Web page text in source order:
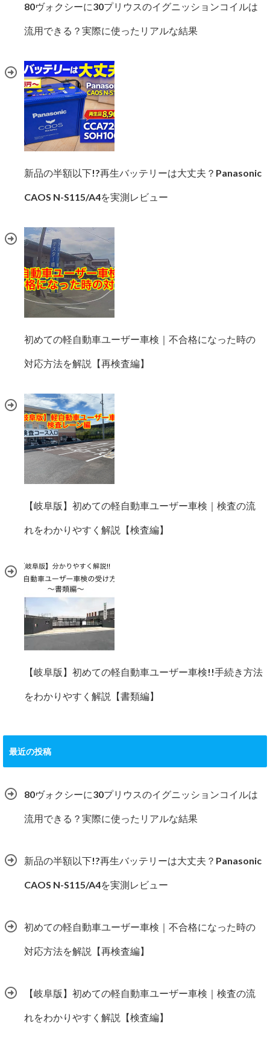
80ヴォクシーに30プリウスのイグニッションコイルは
流用できる？実際に使ったリアルな結果
新品の半額以下!?再生バッテリーは大丈夫？Panasonic
CAOS N-S115/A4を実測レビュー
初めての軽自動車ユーザー車検｜不合格になった時の
対応方法を解説【再検査編】
【岐阜版】初めての軽自動車ユーザー車検｜検査の流
れをわかりやすく解説【検査編】
【岐阜版】初めての軽自動車ユーザー車検!!手続き方法
をわかりやすく解説【書類編】
最近の投稿
80ヴォクシーに30プリウスのイグニッションコイルは
流用できる？実際に使ったリアルな結果
新品の半額以下!?再生バッテリーは大丈夫？Panasonic
CAOS N-S115/A4を実測レビュー
初めての軽自動車ユーザー車検｜不合格になった時の
対応方法を解説【再検査編】
【岐阜版】初めての軽自動車ユーザー車検｜検査の流
れをわかりやすく解説【検査編】